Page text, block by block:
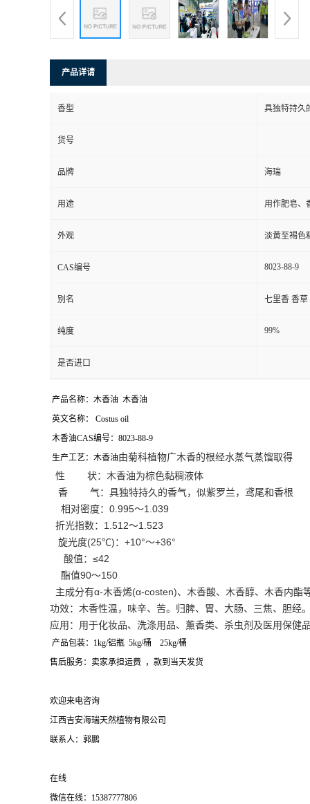
产品详请
香型 具独特持久
货号
品牌 海瑞
用途 用作肥皂、
外观 淡黄至褐色
CAS编号 8023-88-9
别名 七里香 香
纯度 99%
是否进口
产品名称：木香油 木香油
英文名称： Costus oil
木香油CAS编号：8023-88-9
生产工艺：木香油由菊科植物广木香的根经水蒸气蒸馏取得
性 状：木香油为棕色黏稠液体
香 气： 具独特持久的香气，似紫罗兰，鸢尾和香根
相对密度： 0.995～1.039
折光指数： 1.512～1.523
旋光度(25℃)：+10°～+36°
酸值：≤42
酯值90～150
主成分有α-木香烯(α-costen)、木香酸、木香醇、木香内酯
功效：木香性温，味辛、苦。归脾、胃、大肠、三焦、胆经
应用：用于化妆品、洗涤用品、薰香类、杀虫剂及医用保健
产品包装：1kg/铝瓶 5kg/桶 25kg/桶
售后服务：卖家承担运费 ，款到当天发货
欢迎来电咨询
江西吉安海瑞天然植物有限公司
联系人：郭鹏
在线
微信在线：15387777806